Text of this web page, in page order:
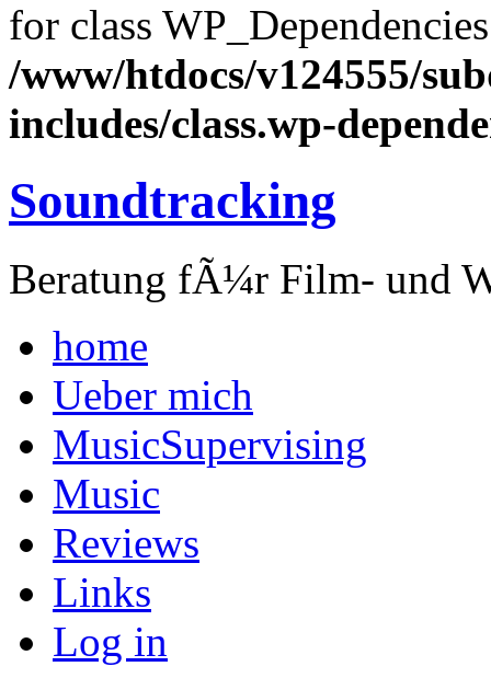
for class
/www/htdocs/v124555/
includes/class.wp-
Soundtracking
Beratung fÃ¼r Film- und
home
Ueber mich
MusicSupervising
Music
Reviews
Links
Log in